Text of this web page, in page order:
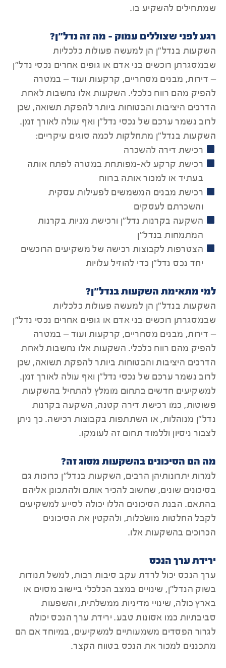
שמתחילים להשקיע בו.
רגע לפני שצוללים עמוק - מה זה נדל"ן?
השקעות בנדל"ן הן למעשה פעולות כלכליות
שבמסגרתן רוכשים בני אדם או גופים אחרים נכסי נדל"ן
– דירות, מבנים מסחריים, קרקעות ועוד – במטרה
להפיק מהם רווח כלכלי. השקעות אלו נחשבות לאחת
הדרכים היציבות והבטוחות ביותר להפקת תשואה, שכן
לרוב נשמר ערכם של נכסי נדל"ן ואף עולה לאורך זמן.
השקעות בנדל"ן מתחלקות לכמה סוגים עיקריים:
רכישת דירה להשכרה
רכישת קרקע לא-מפותחת במטרה לפתח אותה
בעתיד או למכור אותה ברווח
רכישת מבנים המשמשים לפעילות עסקית
והשכרתם לעסקים
השקעה בקרנות נדל"ן ורכישת מניות בקרנות
המתמחות בנדל"ן
הצטרפות לקבוצות רכישה של משקיעים הרוכשים
יחד נכס נדל"ן כדי להוזיל עלויות
למי מתאימת השקעות בנדל"ן?
השקעות בנדל"ן הן למעשה פעולות כלכליות
שבמסגרתן רוכשים בני אדם או גופים אחרים נכסי נדל"ן
– דירות, מבנים מסחריים, קרקעות ועוד – במטרה
להפיק מהם רווח כלכלי. השקעות אלו נחשבות לאחת
הדרכים היציבות והבטוחות ביותר להפקת תשואה, שכן
לרוב נשמר ערכם של נכסי נדל"ן ואף עולה לאורך זמן.
למשקיעים חדשים בתחום מומלץ להתחיל בהשקעות
פשוטות, כמו רכישת דירה קטנה, השקעה בקרנות
נדל"ן מנוהלות, או השתתפות בקבוצות רכישה. כך ניתן
לצבור ניסיון וללמוד תחום זה לעומקו.
מה הם הסיכונים בהשקעות מסוג זה?
למרות יתרונותיהן הרבים, השקעות בנדל"ן כרוכות גם
בסיכונים שונים, שחשוב להכיר אותם ולהתכונן אליהם
בהתאם. הבנת הסיכונים הללו יכולה לסייע למשקיעים
לקבל החלטות מושׂכלות, ולהקטין את הסיכונים
הכרוכים בהשקעות אלו.
ירידת ערך הנכס
ערך הנכס יכול לרדת עקב סיבות רבות, למשל תנודות
בשוק הנדל"ן, שינויים במצב הכלכלי ביישוב מסוים או
בארץ כולה, שינויי מדיניות ממשלתית, והשפעות
סביבתיות כמו אסונות טבע. ירידת ערך הנכס יכולה
לגרור הפסדים משמעותיים למשקיעים, במיוחד אם הם
מתכננים למכור את הנכס בטווח הקצר.